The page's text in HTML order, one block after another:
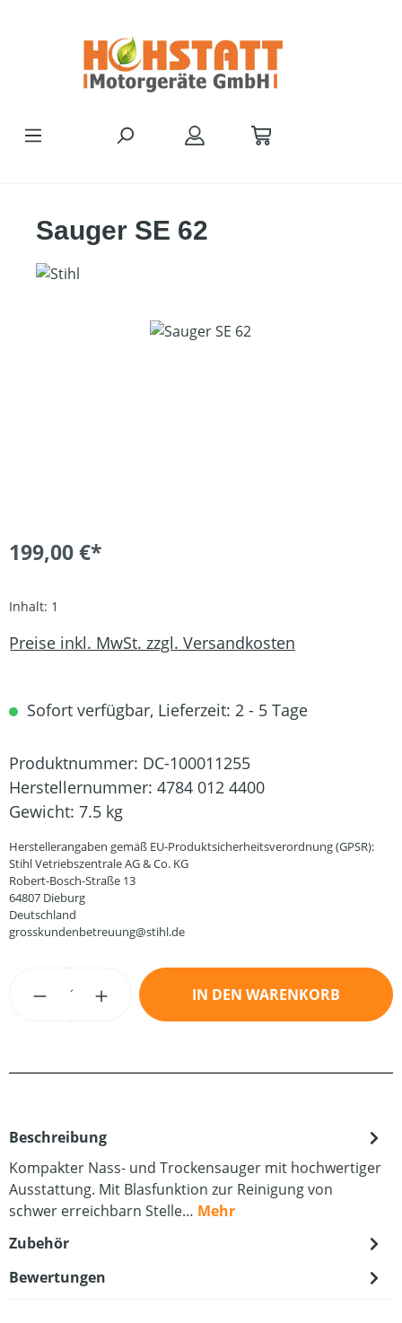
Sauger SE 62
Bildergalerie überspringen
199,00 €*
Inhalt: 1
Preise inkl. MwSt. zzgl. Versandkosten
Sofort verfügbar, Lieferzeit: 2 - 5 Tage
Produktnummer: DC-100011255
Herstellernummer: 4784 012 4400
Gewicht: 7.5 kg
Herstellerangaben gemäß EU-Produktsicherheitsverordnung (GPSR):
Stihl Vetriebszentrale AG & Co. KG
Robert-Bosch-Straße 13
64807 Dieburg
Deutschland
grosskundenbetreuung@stihl.de
Produkt Anzahl: Gib den gewünschten
IN DEN WARENKORB
Beschreibung
Kompakter Nass- und Trockensauger mit hochwertiger
Ausstattung. Mit Blasfunktion zur Reinigung von
schwer erreichbarn Stelle… Mehr
Zubehör
Bewertungen